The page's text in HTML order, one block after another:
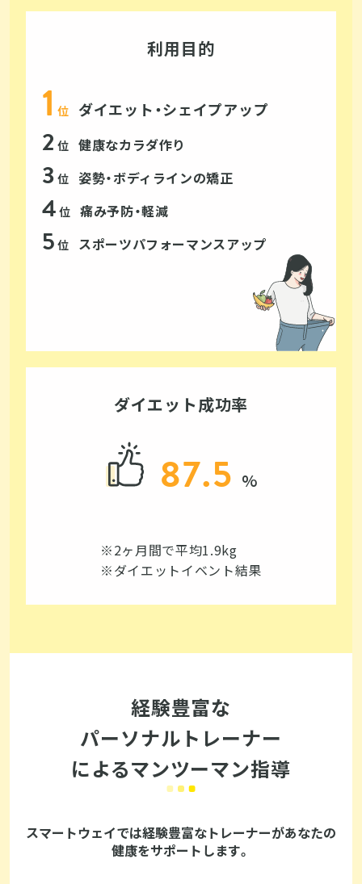
利用目的
位 ダイエット・シェイプアップ
位 健康なカラダ作り
位 姿勢・ボディラインの矯正
位 痛み予防・軽減
位 スポーツパフォーマンスアップ
ダイエット成功率
87.5
※2ヶ月間で平均1.9kg
※ダイエットイベント結果
経験豊富な
パーソナルトレーナー
によるマンツーマン指導
スマートウェイでは経験豊富なトレーナーがあなたの
健康をサポートします。